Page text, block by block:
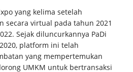
yang kelima setelah
secara virtual pada tahun 2021
Sejak diluncurkannya PaDi
platform ini telah
yang mempertemukan
UMKM untuk bertransaksi